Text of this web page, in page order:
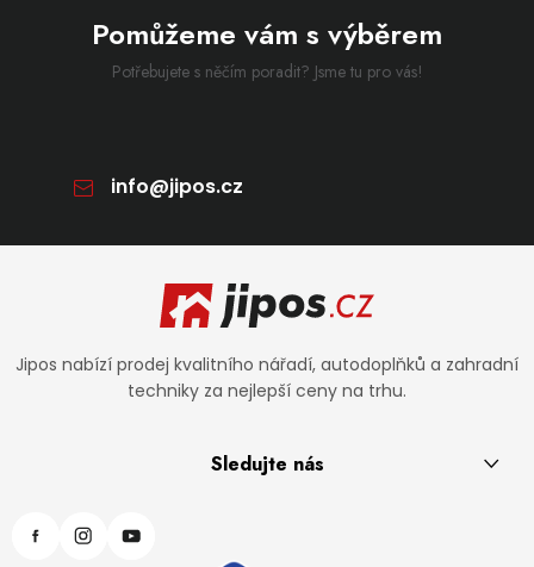
Pomůžeme vám s výběrem
Potřebujete s něčím poradit? Jsme tu pro vás!
info@jipos.cz
Jipos nabízí prodej kvalitního nářadí, autodoplňků a zahradní
techniky za nejlepší ceny na trhu.
Sledujte nás